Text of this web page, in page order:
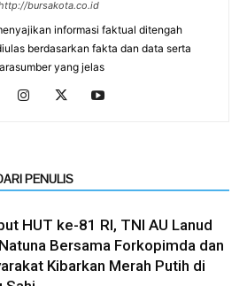
bursakota.co.id
informasi faktual ditengah
berdasarkan fakta dan data serta
yang jelas
PENULIS
HUT ke-81 RI, TNI AU Lanud
Bersama Forkopimda dan
Kibarkan Merah Putih di